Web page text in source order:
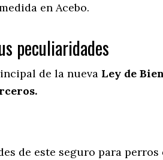
en Acebo.
peculiaridades
de la nueva Ley de
de este seguro para perros